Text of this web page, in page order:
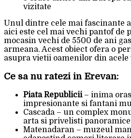
vizitate
Unul dintre cele mai fascinante
aici este cel mai vechi pantof de
mocasin vechi de 5500 de ani
armeana. Acest obiect ofera o
asupra vietii oamenilor din
Ce sa nu ratezi in Erevan:
Piata Republicii– inima
impresionante si fantani
Cascada – un complex
arta si privelisti
Matenadaran – muzeul